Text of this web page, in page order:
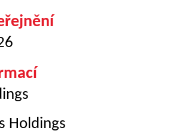
Holdings